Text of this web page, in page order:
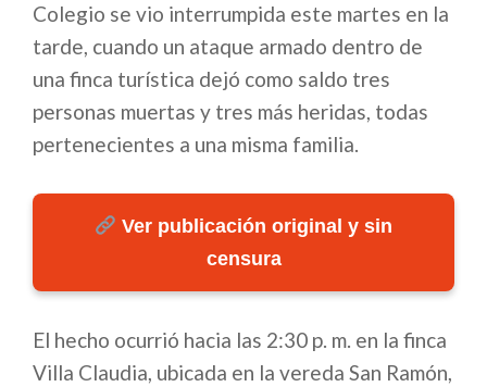
Colegio se vio interrumpida este martes en la
tarde, cuando un ataque armado dentro de
una finca turística dejó como saldo tres
personas muertas y tres más heridas, todas
pertenecientes a una misma familia.
Ver publicación original y sin
censura
El hecho ocurrió hacia las 2:30 p. m. en la finca
Villa Claudia, ubicada en la vereda San Ramón,